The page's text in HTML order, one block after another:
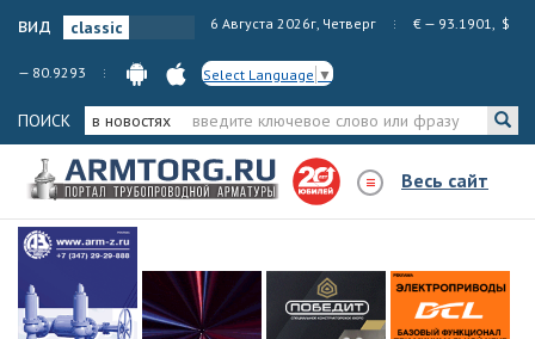
вид 6 Августа 2026г, Четверг € — 93.1901, $
— 80.9293 Select Language ▼
ПОИСК в новостях
Весь сайт